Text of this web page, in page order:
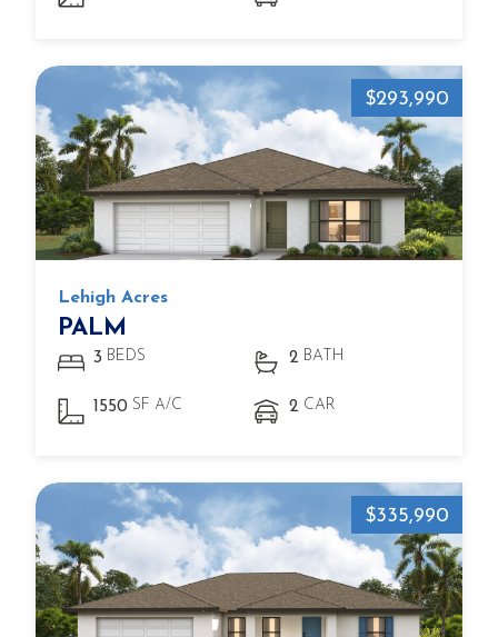
$293,990
Lehigh Acres
PALM
3 BEDS 2 BATH
1550 SF A/C 2 CAR
$335,990